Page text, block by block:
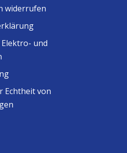
widerrufen
und
Echtheit von